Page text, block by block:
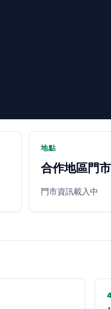
地點
合作地區門市
門市資訊載入中